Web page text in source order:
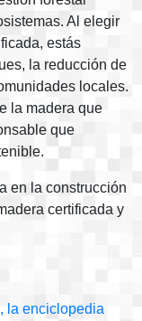
Al elegir
estás
la reducción de
locales.
la madera que
que
en la construcción
certificada y
la enciclopedia